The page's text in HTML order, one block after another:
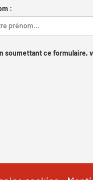
:
soumettant ce formulaire,